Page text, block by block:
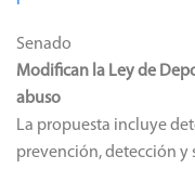
Senado
Modifican la Ley de
abuso
La propuesta incluye
prevención, detección y